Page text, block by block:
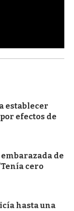
establecer
efectos de
de
cero
hasta una